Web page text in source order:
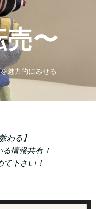
売〜
魅力的にみせる
わる】
情報共有！
て下さい！